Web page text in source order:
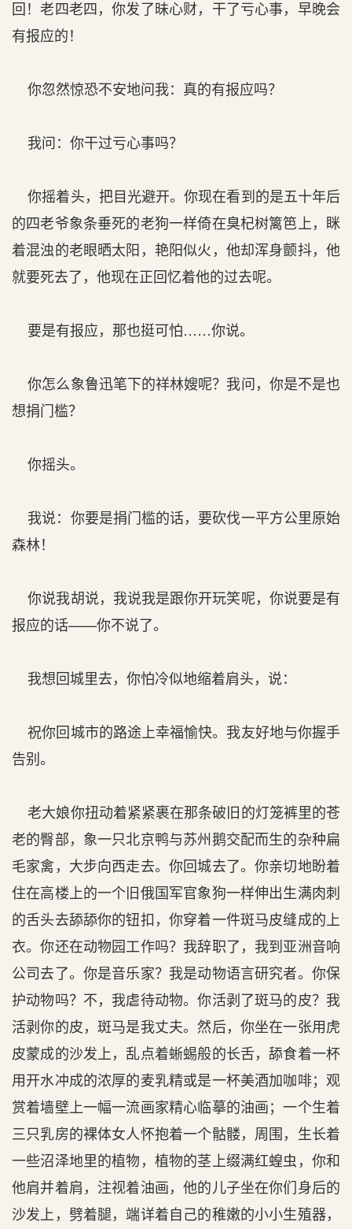
回！老四老四，你发了昧心财，干了亏心事，早晚会
有报应的！
你忽然惊恐不安地问我：真的有报应吗？
我问：你干过亏心事吗？
你摇着头，把目光避开。你现在看到的是五十年后
的四老爷象条垂死的老狗一样倚在臭杞树篱笆上，眯
着混浊的老眼晒太阳，艳阳似火，他却浑身颤抖，他
就要死去了，他现在正回忆着他的过去呢。
要是有报应，那也挺可怕……你说。
你怎么象鲁迅笔下的祥林嫂呢？我问，你是不是也
想捐门槛？
你摇头。
我说：你要是捐门槛的话，要砍伐一平方公里原始
森林！
你说我胡说，我说我是跟你开玩笑呢，你说要是有
报应的话——你不说了。
我想回城里去，你怕冷似地缩着肩头，说：
祝你回城市的路途上幸福愉快。我友好地与你握手
告别。
老大娘你扭动着紧紧裹在那条破旧的灯笼裤里的苍
老的臀部，象一只北京鸭与苏州鹅交配而生的杂种扁
毛家禽，大步向西走去。你回城去了。你亲切地盼着
住在高楼上的一个旧俄国军官象狗一样伸出生满肉刺
的舌头去舔舔你的钮扣，你穿着一件斑马皮缝成的上
衣。你还在动物园工作吗？我辞职了，我到亚洲音响
公司去了。你是音乐家？我是动物语言研究者。你保
护动物吗？不，我虐待动物。你活剥了斑马的皮？我
活剥你的皮，斑马是我丈夫。然后，你坐在一张用虎
皮蒙成的沙发上，乱点着蜥蜴般的长舌，舔食着一杯
用开水冲成的浓厚的麦乳精或是一杯美酒加咖啡；观
赏着墙壁上一幅一流画家精心临摹的油画；一个生着
三只乳房的裸体女人怀抱着一个骷髅，周围，生长着
一些沼泽地里的植物，植物的茎上缀满红蝗虫，你和
他肩并着肩，注视着油画，他的儿子坐在你们身后的
沙发上，劈着腿，端详着自己的稚嫩的小小生殖器，